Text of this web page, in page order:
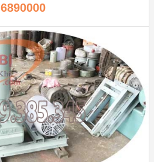
6890000